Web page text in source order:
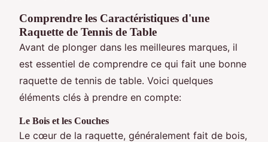
Comprendre les Caractéristiques d'une
Raquette de Tennis de Table
Avant de plonger dans les meilleures marques, il
est essentiel de comprendre ce qui fait une bonne
raquette de tennis de table. Voici quelques
éléments clés à prendre en compte:
Le Bois et les Couches
Le cœur de la raquette, généralement fait de bois,